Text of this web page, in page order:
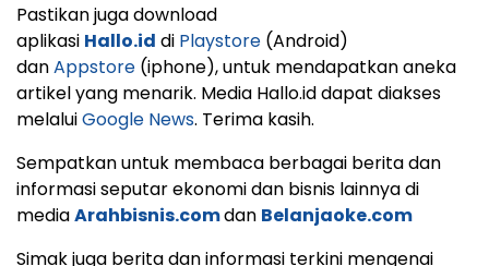
Pastikan juga download
aplikasi Hallo.id di Playstore (Android)
danAppstore (iphone), untuk mendapatkan aneka
artikel yang menarik. Media Hallo.id dapat diakses
melaluiGoogle News. Terima kasih.
Sempatkan untuk membaca berbagai berita dan
informasi seputar ekonomi dan bisnis lainnya di
mediaArahbisnis.comdan Belanjaoke.com
Simak juga berita dan informasi terkini mengenai